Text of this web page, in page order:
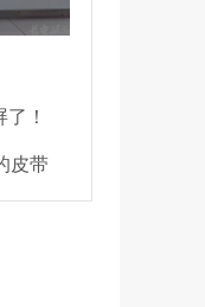
！
皮带